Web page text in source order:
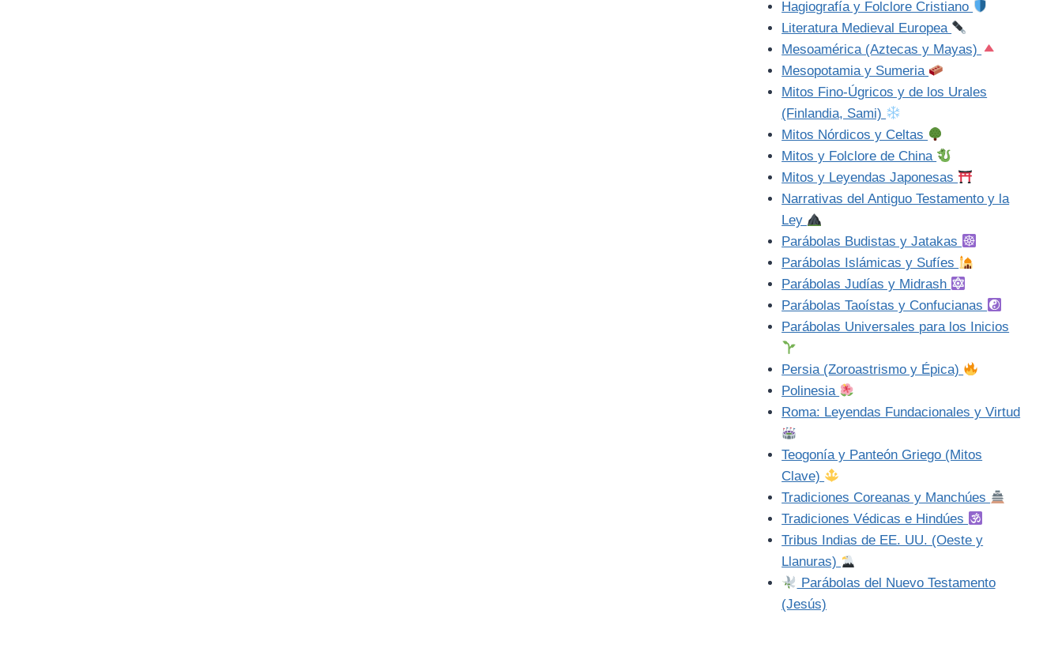
Hagiografía y Folclore Cristiano
Literatura Medieval Europea
Mesoamérica (Aztecas y Mayas)
Mesopotamia y Sumeria
Mitos Fino-Úgricos y de los Urales
(Finlandia, Sami)
Mitos Nórdicos y Celtas
Mitos y Folclore de China
Mitos y Leyendas Japonesas
Narrativas del Antiguo Testamento y la
Ley
Parábolas Budistas y Jatakas
Parábolas Islámicas y Sufíes
Parábolas Judías y Midrash
Parábolas Taoístas y Confucianas
Parábolas Universales para los Inicios
Persia (Zoroastrismo y Épica)
Polinesia
Roma: Leyendas Fundacionales y Virtud
Teogonía y Panteón Griego (Mitos
Clave)
Tradiciones Coreanas y Manchúes
Tradiciones Védicas e Hindúes
Tribus Indias de EE. UU. (Oeste y
Llanuras)
Parábolas del Nuevo Testamento
(Jesús)